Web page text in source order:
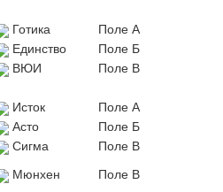
Готика
Поле А
Единство
Поле Б
ВЮИ
Поле В
Исток
Поле А
Асто
Поле Б
Сигма
Поле В
Мюнхен
Поле В